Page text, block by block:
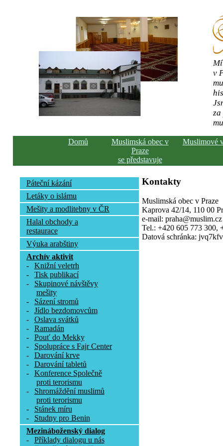
v
Domů
Muslimská obec v
Praze
se představuje
Muslimové
Páteční kázání
Letáky o islámu
Mešity a modlitebny v ČR
Halal obchody a
restaurace
Výuka arabštiny
Archív aktivit
-
Knižní veletrh
-
Tisk publikací
-
Skupinové návštěvy
mešity
-
Sázení stromů
-
Jídlo bezdomovcům
-
Oslava svátků
-
Ramadán
-
Pouť do Mekky
-
Spolupráce s Fajr Center
-
Darování krve
-
Darování tabletů
-
Konference Společně
proti terorismu
-
Shromáždění muslimů
proti terorismu
-
Stánek míru
-
Studny pro Benin
Mezináboženský dialog
-
Příklady dialogu u nás
Kontakty
Muslimská obec v Praze
Kaprova 42/14, 110 00
e-mail: praha@muslim.cz
Tel.: +420 605 773 300,
Datová schránka: jvq7kfv